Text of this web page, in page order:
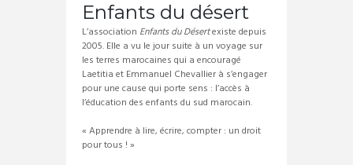
Enfants du désert
L’association Enfants du Désertexiste depuis
2005. Elle a vu le jour suite à un voyage sur
les terres marocaines qui a encouragé
Laetitia et Emmanuel Chevallier à s’engager
pour une cause qui porte sens : l’accès à
l’éducation des enfants du sud marocain.
« Apprendre à lire, écrire, compter : un droit
pour tous ! »